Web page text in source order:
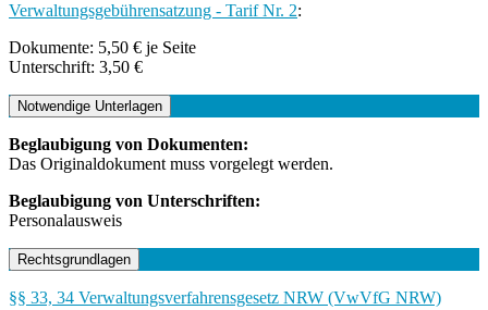
Verwaltungsgebührensatzung - Tarif Nr. 2:
Dokumente: 5,50 € je Seite
Unterschrift: 3,50 €
Notwendige Unterlagen
Beglaubigung von Dokumenten:
Das Originaldokument muss vorgelegt werden.
Beglaubigung von Unterschriften:
Personalausweis
Rechtsgrundlagen
§§ 33, 34 Verwaltungsverfahrensgesetz NRW (VwVfG NRW)